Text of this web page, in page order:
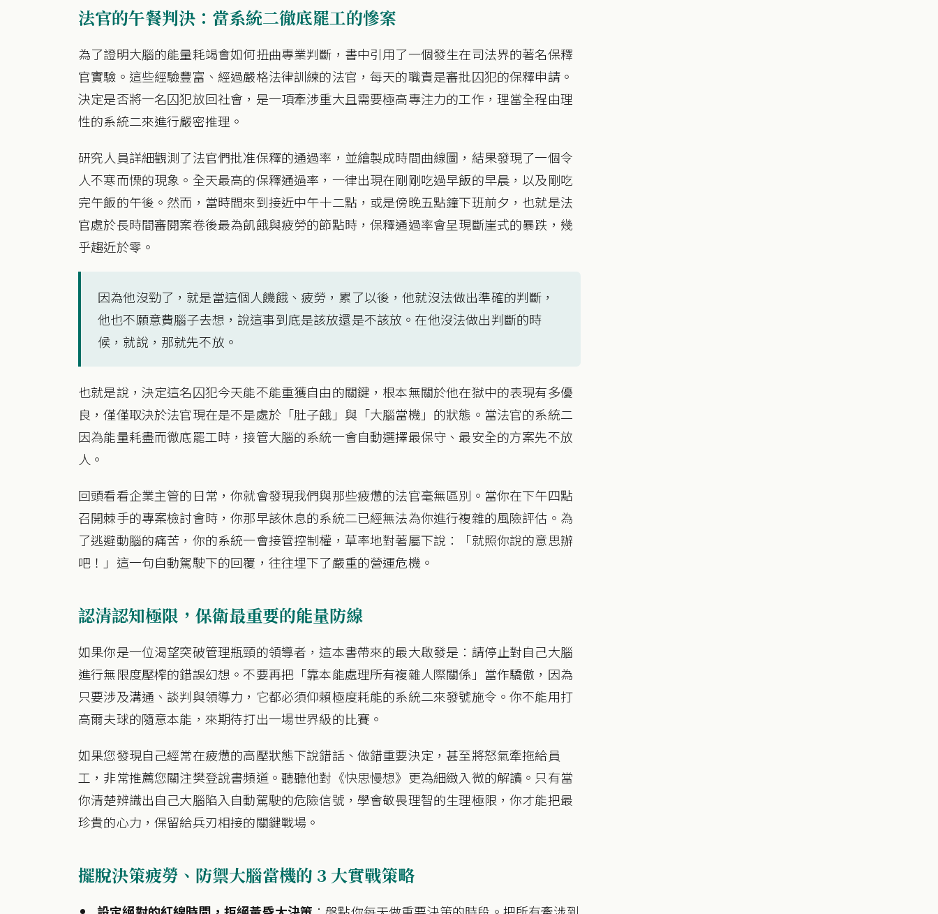
法官的午餐判決：當系統二徹底罷工的慘案
為了證明大腦的能量耗竭會如何扭曲專業判斷，書中引用了一個發生在司法界的著名保釋
官實驗。這些經驗豐富、經過嚴格法律訓練的法官，每天的職責是審批囚犯的保釋申請。
決定是否將一名囚犯放回社會，是一項牽涉重大且需要極高專注力的工作，理當全程由理
性的系統二來進行嚴密推理。
研究人員詳細觀測了法官們批准保釋的通過率，並繪製成時間曲線圖，結果發現了一個令
人不寒而慄的現象。全天最高的保釋通過率，一律出現在剛剛吃過早飯的早晨，以及剛吃
完午飯的午後。然而，當時間來到接近中午十二點，或是傍晚五點鐘下班前夕，也就是法
官處於長時間審閱案卷後最為飢餓與疲勞的節點時，保釋通過率會呈現斷崖式的暴跌，幾
乎趨近於零。
因為他沒勁了，就是當這個人饑餓、疲勞，累了以後，他就沒法做出準確的判斷，
他也不願意費腦子去想，說這事到底是該放還是不該放。在他沒法做出判斷的時
候，就說，那就先不放。
也就是說，決定這名囚犯今天能不能重獲自由的關鍵，根本無關於他在獄中的表現有多優
良，僅僅取決於法官現在是不是處於「肚子餓」與「大腦當機」的狀態。當法官的系統二
因為能量耗盡而徹底罷工時，接管大腦的系統一會自動選擇最保守、最安全的方案先不放
人。
回頭看看企業主管的日常，你就會發現我們與那些疲憊的法官毫無區別。當你在下午四點
召開棘手的專案檢討會時，你那早該休息的系統二已經無法為你進行複雜的風險評估。為
了逃避動腦的痛苦，你的系統一會接管控制權，草率地對著屬下說：「就照你說的意思辦
吧！」這一句自動駕駛下的回覆，往往埋下了嚴重的營運危機。
認清認知極限，保衛最重要的能量防線
如果你是一位渴望突破管理瓶頸的領導者，這本書帶來的最大啟發是：請停止對自己大腦
進行無限度壓榨的錯誤幻想。不要再把「靠本能處理所有複雜人際關係」當作驕傲，因為
只要涉及溝通、談判與領導力，它都必須仰賴極度耗能的系統二來發號施令。你不能用打
高爾夫球的隨意本能，來期待打出一場世界級的比賽。
如果您發現自己經常在疲憊的高壓狀態下說錯話、做錯重要決定，甚至將怒氣牽拖給員
工，非常推薦您關注樊登說書頻道。聽聽他對《快思慢想》更為細緻入微的解讀。只有當
你清楚辨識出自己大腦陷入自動駕駛的危險信號，學會敬畏理智的生理極限，你才能把最
珍貴的心力，保留給兵刃相接的關鍵戰場。
擺脫決策疲勞、防禦大腦當機的 3 大實戰策略